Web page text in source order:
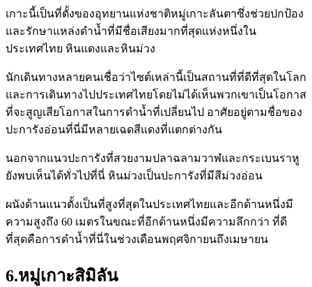
เกาะนี้เป็นที่ตั้งของอุทยานแห่งชาติหมู่เกาะลันตาซึ่งช่วยปกป้อง
และรักษาแหล่งดำน้ำที่มีชื่อเสียงมากที่สุดแห่งหนึ่งใน
ประเทศไทย หินแดงและหินม่วง
นักเดินทางหลายคนเชื่อว่าไซต์เหล่านี้เป็นสถานที่ที่ดีที่สุดในโลก
และการเดินทางไปประเทศไทยโดยไม่ได้เห็นพวกเขาเป็นโอกาส
ที่จะสูญเสียโอกาสในการดำน้ำที่เปลี่ยนไป อาศัยอยู่ตามชื่อของ
ปะการังอ่อนที่นี่มีหลายเฉดสีแดงที่แตกต่างกัน
นอกจากแนวปะการังที่สวยงามปลาฉลามวาฬและกระเบนราหู
ยังพบเห็นได้ทั่วไปที่นี่ หินม่วงเป็นปะการังที่มีสีม่วงอ่อน
ผนังด้านแนวตั้งเป็นที่สูงที่สุดในประเทศไทยและอีกด้านหนึ่งมี
ความสูงถึง 60 เมตรในขณะที่อีกด้านหนึ่งมีความลึกกว่า ที่ดี
ที่สุดคือการดำน้ำที่นี่ในช่วงเดือนพฤศจิกายนถึงเมษายน
6.หมู่เกาะสิมิลัน